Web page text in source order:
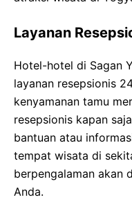
Layanan
Hotel-hotel di Sagan
layanan resepsionis
kenyamanan tamu
resepsionis kapan
bantuan atau
tempat wisata di
berpengalaman akan
Anda.